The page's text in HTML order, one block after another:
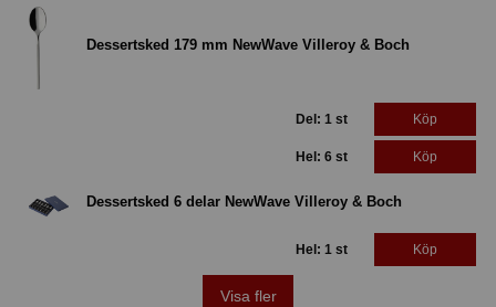
Dessertsked 179 mm NewWave Villeroy & Boch
Del: 1 st Köp
Hel: 6 st Köp
Dessertsked 6 delar NewWave Villeroy & Boch
Hel: 1 st Köp
Visa fler